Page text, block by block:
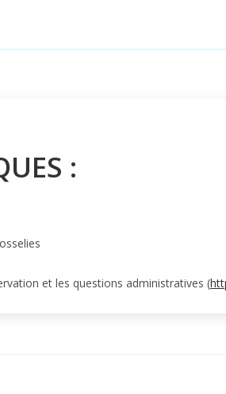
:
et les questions administratives (